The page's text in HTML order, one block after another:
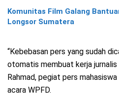
Komunitas Film Galang
Longsor Sumatera
“Kebebasan pers yang sudah
otomatis membuat kerja jurnalis
Rahmad, pegiat pers
acara WPFD.